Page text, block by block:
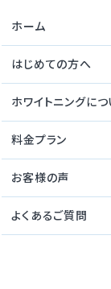
ホーム
はじめての方へ
ホワイトニングにつ
料金プラン
お客様の声
よくあるご質問